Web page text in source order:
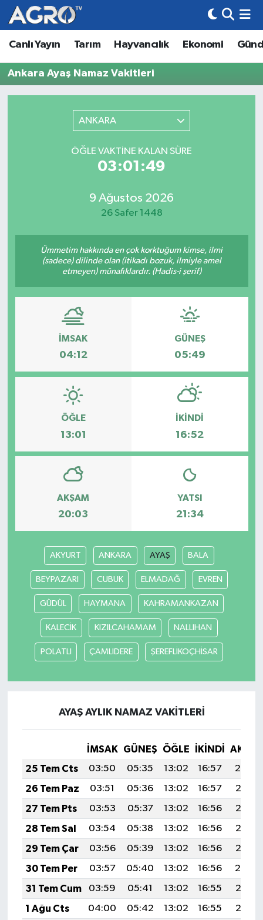
Canlı Yayın Tarım Hayvancılık Ekonomi
Ankara Ayaş Namaz Vakitleri
ANKARA
ÖĞLE VAKTINE KALAN SÜRE
03:01:49
9 Ağustos 2026
26 Safer 1448
Ümmetim hakkında en çok korktuğum kimse, ilmi
(sadece) dilinde olan (itikadı bozuk, ilmiyle amel
etmeyen) münafıklardır. (Hadis-i şerif)
İMSAK
04:12
GÜNEŞ
05:49
ÖĞLE
13:01
İKINDI
16:52
AKŞAM
20:03
YATSI
21:34
AKYURT ANKARA AYAŞ BALA
BEYPAZARI CUBUK ELMADAĞ EVREN
GÜDÜL HAYMANA KAHRAMANKAZAN
KALECİK KIZILCAHAMAM NALLIHAN
POLATLI ÇAMLIDERE ŞEREFLİKOÇHİSAR
AYAŞ AYLIK NAMAZ VAKITLERI
İMSAK GÜNEŞ ÖĞLE İKINDI
25 Tem Cts
03:50 05:35 13:02 16:57
20:19
26 Tem Paz
03:51 05:36 13:02 16:57
20:18
27 Tem Pts
03:53 05:37 13:02 16:56
20:17
28 Tem Sal
03:54 05:38 13:02 16:56
20:16
29 Tem Çar
03:56 05:39 13:02 16:56
20:15
30 Tem Per
03:57 05:40 13:02 16:56
20:14
31 Tem Cum
03:59 05:41 13:02 16:55
20:13
1 Ağu Cts
04:00 05:42 13:02 16:55
20:12
Hava Durumu
Trafik Durumu
Tüm Manşetler
Son Dakika Haberleri